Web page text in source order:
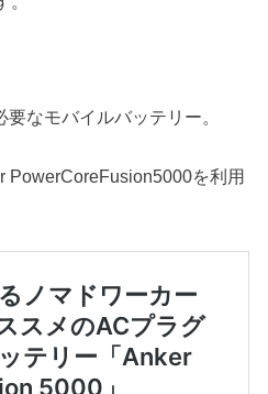
なモバイルバッテリー。
PowerCoreFusion5000を利用